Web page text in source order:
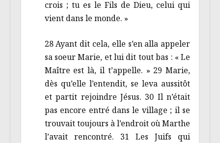
crois ; tu es le Fils de Dieu, celui qui
vient dans le monde. »
28 Ayant dit cela, elle s’en alla appeler
sa soeur Marie, et lui dit tout bas : « Le
Maître est là, il t’appelle. » 29 Marie,
dès qu’elle l’entendit, se leva aussitôt
et partit rejoindre Jésus. 30 Il n’était
pas encore entré dans le village ; il se
trouvait toujours à l’endroit où Marthe
l’avait rencontré. 31 Les Juifs qui